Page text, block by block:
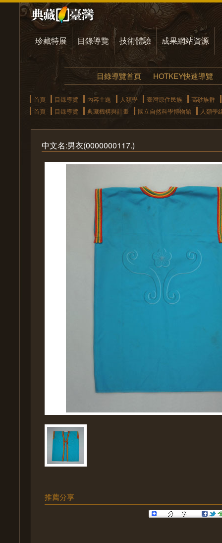
珍藏特展 目錄導覽 技術體驗 成果網站資源
目錄導覽首頁 HOTKEY快速導覽
首頁 目錄導覽 內容主題 人類學 臺灣原住民族
高砂族群
首頁
目錄導覽 典藏機構與計畫 國立自然科學博物館 人類學
中文名:男衣(0000000117.)
推薦分享